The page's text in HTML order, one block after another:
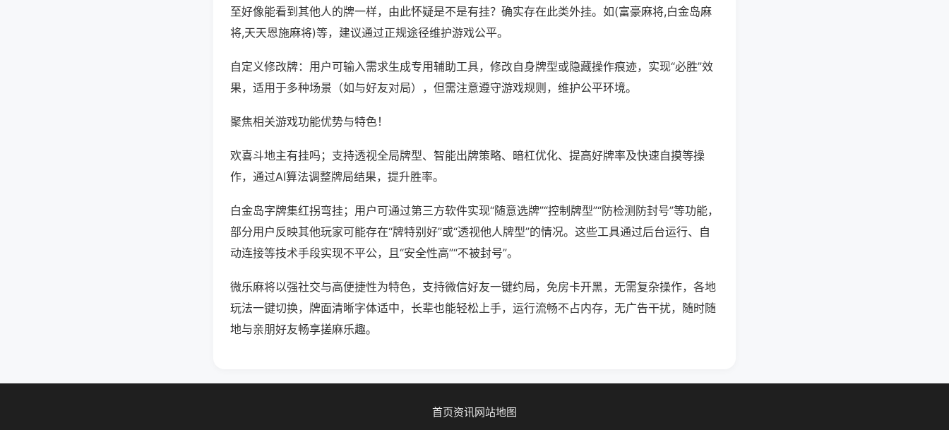
至好像能看到其他人的牌一样，由此怀疑是不是有挂？确实存在此类外挂。如(富豪麻将,白金岛麻
将,天天恩施麻将)等，建议通过正规途径维护游戏公平。
自定义修改牌：用户可输入需求生成专用辅助工具，修改自身牌型或隐藏操作痕迹，实现“必胜”效
果，适用于多种场景（如与好友对局），但需注意遵守游戏规则，维护公平环境。
聚焦相关游戏功能优势与特色！
欢喜斗地主有挂吗；支持透视全局牌型、智能出牌策略、暗杠优化、提高好牌率及快速自摸等操
作，通过AI算法调整牌局结果，提升胜率。
白金岛字牌集红拐弯挂；用户可通过第三方软件实现“随意选牌”“控制牌型”“防检测防封号”等功能，
部分用户反映其他玩家可能存在“牌特别好”或“透视他人牌型”的情况。这些工具通过后台运行、自
动连接等技术手段实现不平公，且“安全性高”“不被封号”。
微乐麻将以强社交与高便捷性为特色，支持微信好友一键约局，免房卡开黑，无需复杂操作，各地
玩法一键切换，牌面清晰字体适中，长辈也能轻松上手，运行流畅不占内存，无广告干扰，随时随
地与亲朋好友畅享搓麻乐趣。
首页资讯网站地图